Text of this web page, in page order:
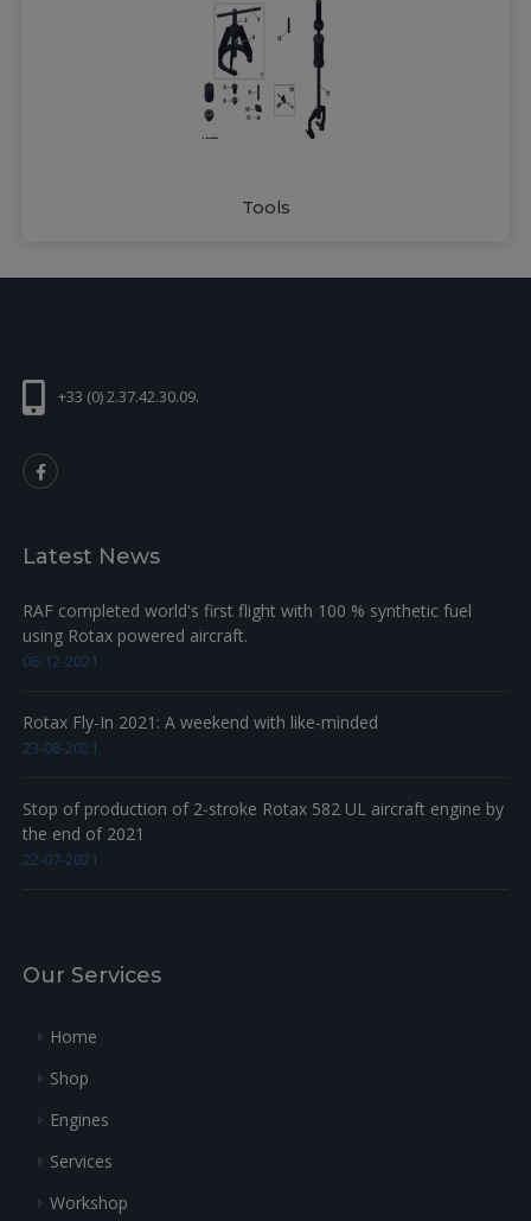
Tools
+33 (0) 2.37.42.30.09.
Latest News
RAF completed world's first flight with 100 % synthetic fuel
using Rotax powered aircraft.
06-12-2021
Rotax Fly-In 2021: A weekend with like-minded
23-08-2021
Stop of production of 2-stroke Rotax 582 UL aircraft engine by
the end of 2021
22-07-2021
Our Services
Home
Shop
Engines
Services
Workshop